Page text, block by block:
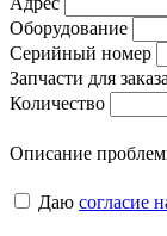
Оборудование
Серийный номер
Запчасти для заказа
Количество
Описание
Даю согласие